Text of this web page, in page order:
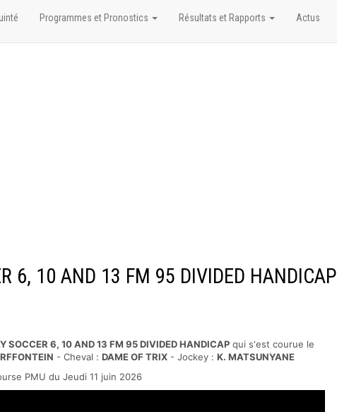
6, 10 AND 13 FM 95 DIVIDED HANDICAP
SOCCER 6, 10 AND 13 FM 95 DIVIDED HANDICAP qui s'est courue le
- Cheval : DAME OF TRIX - Jockey : K. MATSUNYANE
PMU du Jeudi 11 juin 2026
Programmes et Pronostics Résultats et Rapports Actus